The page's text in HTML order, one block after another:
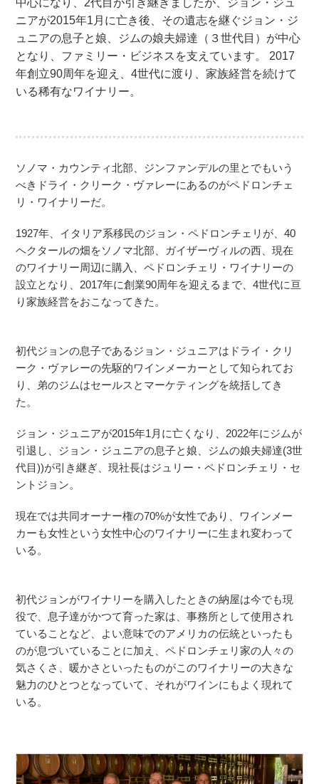
中心になり、2代目が引き継ぎましたが、ジョン・ジュ
ニアが2015年1月に亡き後、その遺志を継ぐジョン・ジ
ュニアの息子と娘、ジムの娘夫婦達（３世代目）が中心
となり、ファミリー・ビジネスを支えています。 2017
年創立90周年を迎え、4世代に渡り、家族経営を続けて
いる稀有なワイナリー。
ソノマ・カウンティ北部、ジンファンデルの里とでもいう
べきドライ・クリーク・ヴァレーにあるのがペドロンチェ
リ・ワイナリーだ。
1927年、イタリア系移民のジョン・ペドロンチェリが、40
ヘクタールの畑をソノマ北部、ガイザーヴィルの西、現在
のワイナリー周辺に購入、ペドロンチェリ・ワイナリーの
設立となり、2017年に創業90周年を迎えるまで、4世代に亘
り家族経営をおこなってきた。
初代ジョンの息子であるジョン・ジュニアはドライ・クリ
ーク・ヴァレーの先駆的ワインメーカーとして知られてお
り、弟のジムはセールスとマーケティングを統括してき
た。
ジョン・ジュニアが2015年1月に亡くなり、2022年にジムが
引退し、ジョン・ジュニアの息子と娘、ジムの娘夫婦達(3世
代目))が引き継ぎ、現社長はジュリー・ペドロンチェリ・セ
ントジョン。
現在では共同オーナー権の70%が女性であり、ワインメー
カーも女性という女性中心のワイナリーに生まれ変わって
いる。
初代ジョンがワイナリーを購入したときの納屋は今でも現
役で、息子達がかつて育った家は、事務所として使用され
ていることなど、よい意味でのアメリカの伝統といったも
のが息づいていることに加え、ペドロンチェリ家の人々の
気さくさ、暖かさといったものがこのワイナリーの大きな
魅力のひとつとなっていて、それがワインにもよく現れて
いる。